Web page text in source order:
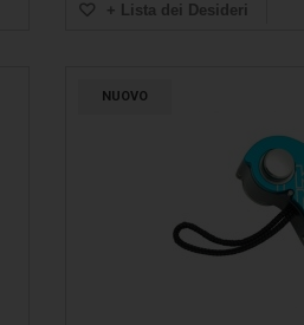
+ Lista dei Desideri
NUOVO